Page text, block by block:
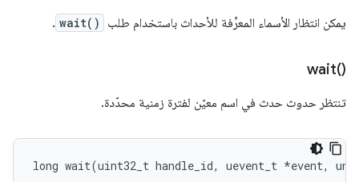
يمكن انتظار الأسماء المعرِّفة للأحداث باستخدام طلب
wait()
.
wait()‎
تنتظر حدوث حدث في اسم معيّن لفترة زمنية محدّدة.
long wait(uint32_t handle_id, uevent_t *event,